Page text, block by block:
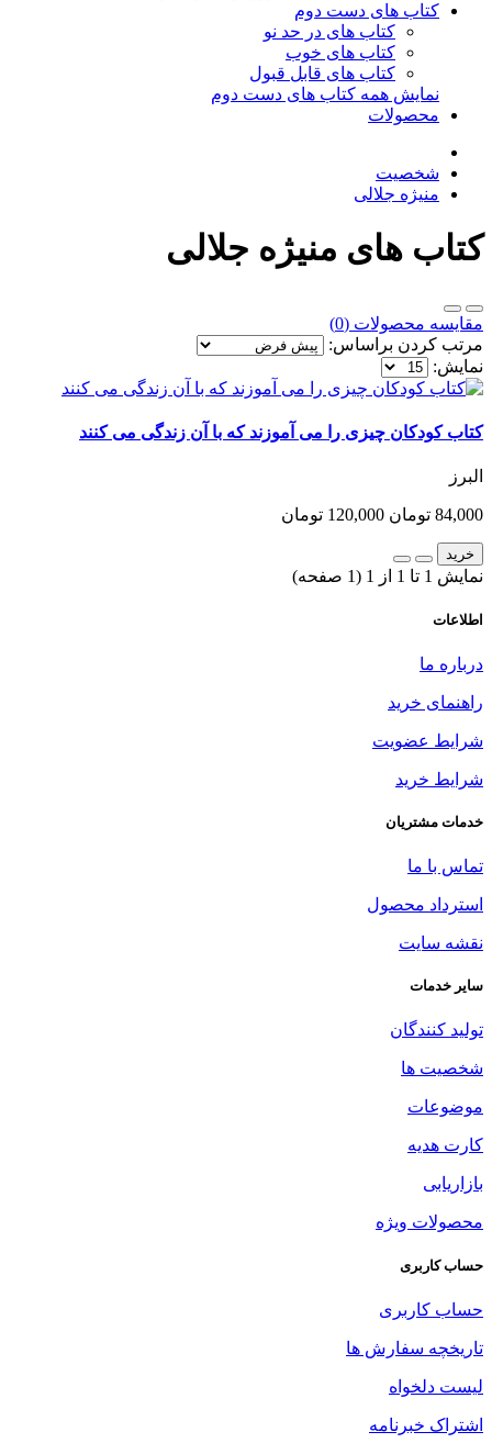
کتاب های دست دوم
کتاب های در حد نو
کتاب های خوب
کتاب های قابل قبول
نمایش همه کتاب های دست دوم
محصولات
شخصیت
منیژه جلالی
کتاب های منیژه جلالی
مقایسه محصولات (0)
مرتب کردن براساس:
نمایش:
کتاب کودکان چیزی را می آموزند که با آن زندگی می کنند
البرز
84,000 تومان 120,000 تومان
خرید
نمایش 1 تا 1 از 1 (1 صفحه)
اطلاعات
درباره ما
راهنمای خرید
شرایط عضویت
شرایط خرید
خدمات مشتریان
تماس با ما
استرداد محصول
نقشه سایت
سایر خدمات
تولید کنندگان
شخصیت ها
موضوعات
کارت هدیه
بازاریابی
محصولات ویژه
حساب کاربری
حساب کاربری
تاریخچه سفارش ها
لیست دلخواه
اشتراک خبرنامه